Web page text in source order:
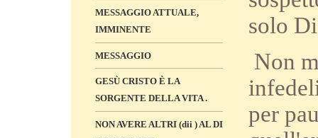
MESSAGGIO ATTUALE,
IMMINENTE
MESSAGGIO
GESÙ CRISTO È LA
SORGENTE DELLA VITA .
NON AVERE ALTRI (dii ) AL DI
solo
Non
per